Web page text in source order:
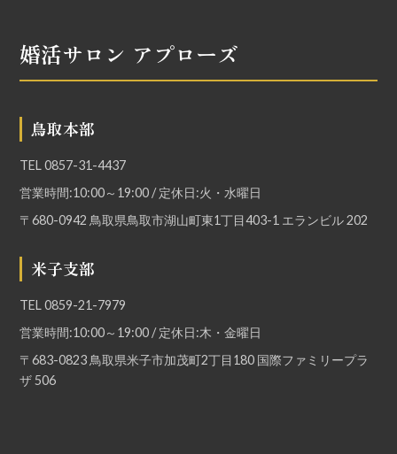
婚活サロン アプローズ
鳥取本部
TEL0857-31-4437
営業時間:10:00～19:00 / 定休日:火・水曜日
〒680-0942 鳥取県鳥取市湖山町東1丁目403-1 エランビル 202
米子支部
TEL0859-21-7979
営業時間:10:00～19:00 / 定休日:木・金曜日
〒683-0823 鳥取県米子市加茂町2丁目180 国際ファミリープラ
ザ 506